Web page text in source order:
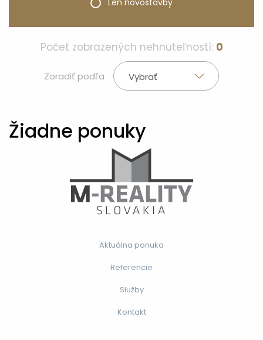
Len novostavby
Počet zobrazených nehnuteľností: 0
Zoradiť podľa Vybrať
Žiadne ponuky
Aktuálna ponuka
Referencie
Služby
Kontakt